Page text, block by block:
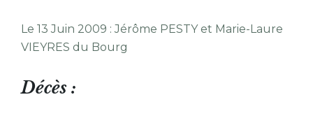
Le 13 Juin 2009 : Jérôme PESTY et Marie-Laure
VIEYRES du Bourg
Décès :